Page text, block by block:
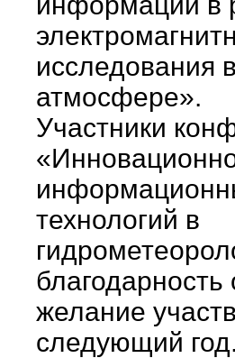
исследования
атмосфере».
Участники
технологий в
желание
следующий год.